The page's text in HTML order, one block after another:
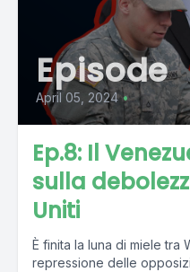
Episode
April 05, 2024 •
Ep.8: Il
sulla
Uniti
È finita la luna di miele tra
repressione delle